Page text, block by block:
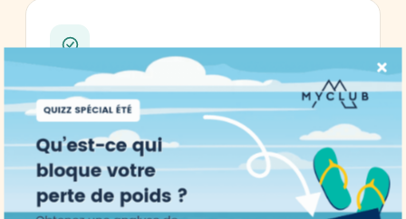
Silhouette affinée
Le renforcement profond du Pilates redessine
la taille et le gainage.